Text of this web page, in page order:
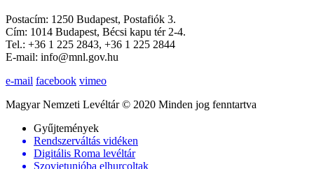
Postacím: 1250 Budapest, Postafiók 3.
Cím: 1014 Budapest, Bécsi kapu tér 2-4.
Tel.: +36 1 225 2843, +36 1 225 2844
E-mail: info@mnl.gov.hu
e-mail facebook vimeo
Magyar Nemzeti Levéltár © 2020 Minden jog fenntartva
Gyűjtemények
Rendszerváltás vidéken
Digitális Roma levéltár
Szovjetunióba elhurcoltak